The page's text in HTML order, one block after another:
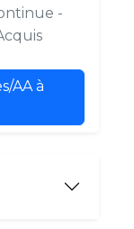
-
AA à